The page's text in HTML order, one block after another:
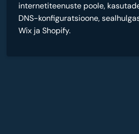
internetiteenuste poole,
DNS-konfiguratsioone,
Wix ja Shopify.